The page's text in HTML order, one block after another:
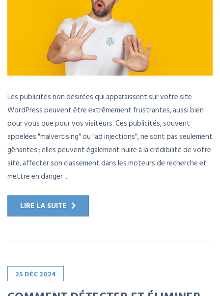
Les publicités non désirées qui apparaissent sur votre site
WordPress peuvent être extrêmement frustrantes, aussi bien
pour vous que pour vos visiteurs. Ces publicités, souvent
appelées "malvertising" ou "ad injections", ne sont pas seulement
gênantes ; elles peuvent également nuire à la crédibilité de votre
site, affecter son classement dans les moteurs de recherche et
mettre en danger ...
LIRE LA SUITE
25 DÉC2024